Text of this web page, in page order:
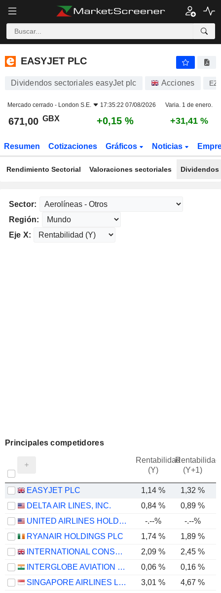
EASYJET PLC
EASYJET PLC
Dividendos sectoriales easyJet plc Acciones
Mercado cerrado - London S.E. 17:35:22 07/08/2026 Varia. 1 de enero.
671,00 GBX +0,15 % +31,41 %
Resumen Cotizaciones Gráficos Noticias
Rendimiento Sectorial Valoraciones sectoriales
Sector:
Región:
Eje X:
Principales competidores
Rentabilidad
(Y)
Rentabilidad
(Y+1)
EASYJET PLC 1,14 %
1,32 %
DELTA AIR LINES, INC.
0,84 % 0,89 %
UNITED AIRLINES HOLDINGS, INC.
-.--% -.--%
RYANAIR HOLDINGS PLC
1,74 % 1,89 %
INTERNATIONAL CONSOLIDATED AIRLINES GROUP, S.A.
2,09 %
2,45 %
INTERGLOBE AVIATION LIMITED
0,06 % 0,16 %
SINGAPORE AIRLINES LIMITED
3,01 % 4,67 %